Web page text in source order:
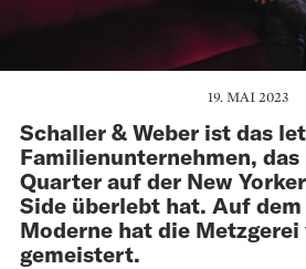
19. MAI 2023
Schaller & Weber ist das
Familienunternehmen, das
Quarter auf der New
Side überlebt hat. Auf dem
Moderne hat die
gemeistert.